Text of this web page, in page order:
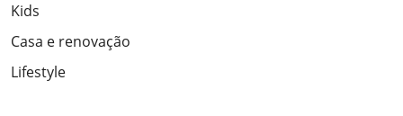
Kids
Casa e renovação
Lifestyle